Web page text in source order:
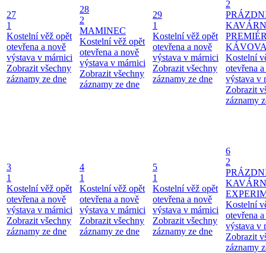
27
1
Kostelní věž opět
otevřena a nově
výstava v márnici
Zobrazit všechny
záznamy ze dne
28
2
MAMINEC
Kostelní věž opět
otevřena a nově
výstava v márnici
Zobrazit všechny
záznamy ze dne
29
1
Kostelní věž opět
otevřena a nově
výstava v márnici
Zobrazit všechny
záznamy ze dne
2
Kostelní
otevřena
výstava v
Zobrazit
záznamy
3
1
Kostelní věž opět
otevřena a nově
výstava v márnici
Zobrazit všechny
záznamy ze dne
4
1
Kostelní věž opět
otevřena a nově
výstava v márnici
Zobrazit všechny
záznamy ze dne
5
1
Kostelní věž opět
otevřena a nově
výstava v márnici
Zobrazit všechny
záznamy ze dne
6
2
Kostelní
otevřena
výstava v
Zobrazit
záznamy